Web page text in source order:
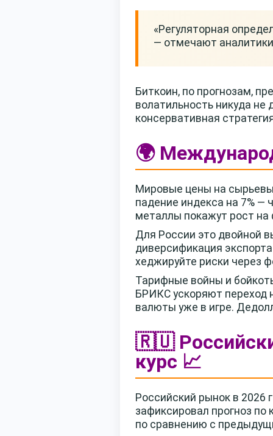
«Регуляторная
— отмечают
Биткоин, по прогнозам,
волатильность никуда не
консервативная
🌍
Мировые цены на
падение индекса на 7% —
металлы покажут рост на
Для России это двойной
диверсификация
хеджируйте риски через
Тарифные войны и
БРИКС ускоряют переход
валюты уже в игре.
🇷🇺
курс 📈
Российский рынок в 2026
зафиксировал прогноз по
по сравнению с